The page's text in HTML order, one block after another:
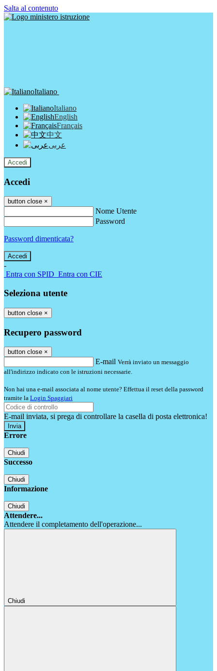
Salta al contenuto
Italiano
Italiano
English
Français
中文
عربى
Accedi
Accedi
button close ×
Nome Utente
Password
Password dimenticata?
-
Entra con SPID Entra con CIE
Seleziona utente
button close ×
Recupero password
button close ×
E-mail Verrà inviato un messaggio
all'indirizzo indicato con le istruzioni necessarie.
Non hai una e-mail associata al nome utente? Effettua il reset della password
tramite la Login Spaggiari
E-mail inviata, si prega di controllare la casella di posta elettronica!
Errore
Chiudi
Successo
Chiudi
Informazione
Chiudi
Attendere...
Attendere il completamento dell'operazione...
Chiudi